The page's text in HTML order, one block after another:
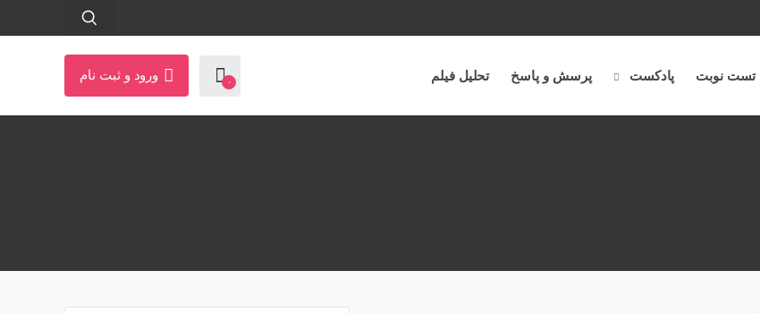
تست نوبت پادکست پرسش و پاسخ تحلیل فیلم ۰ ورود و ثبت نام